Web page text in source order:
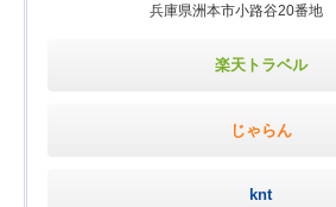
兵庫県洲本市小路谷20番地
楽天トラベル
じゃらん
knt